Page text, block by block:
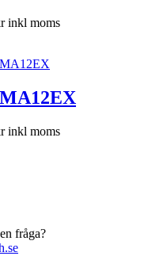
inkl moms
inkl moms
fråga?